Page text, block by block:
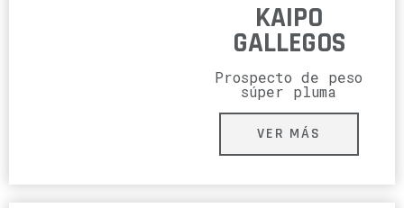
KAIPO
GALLEGOS
Prospecto de peso
súper pluma
VER MÁS